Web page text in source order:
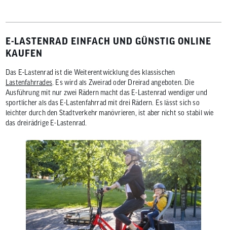
E-LASTENRAD EINFACH UND GÜNSTIG ONLINE
KAUFEN
Das E-Lastenrad ist die Weiterentwicklung des klassischen
Lastenfahrrades . Es wird als Zweirad oder Dreirad angeboten. Die
Ausführung mit nur zwei Rädern macht das E-Lastenrad wendiger und
sportlicher als das E-Lastenfahrrad mit drei Rädern. Es lässt sich so
leichter durch den Stadtverkehr manövrieren, ist aber nicht so stabil wie
das dreirädrige E-Lastenrad.